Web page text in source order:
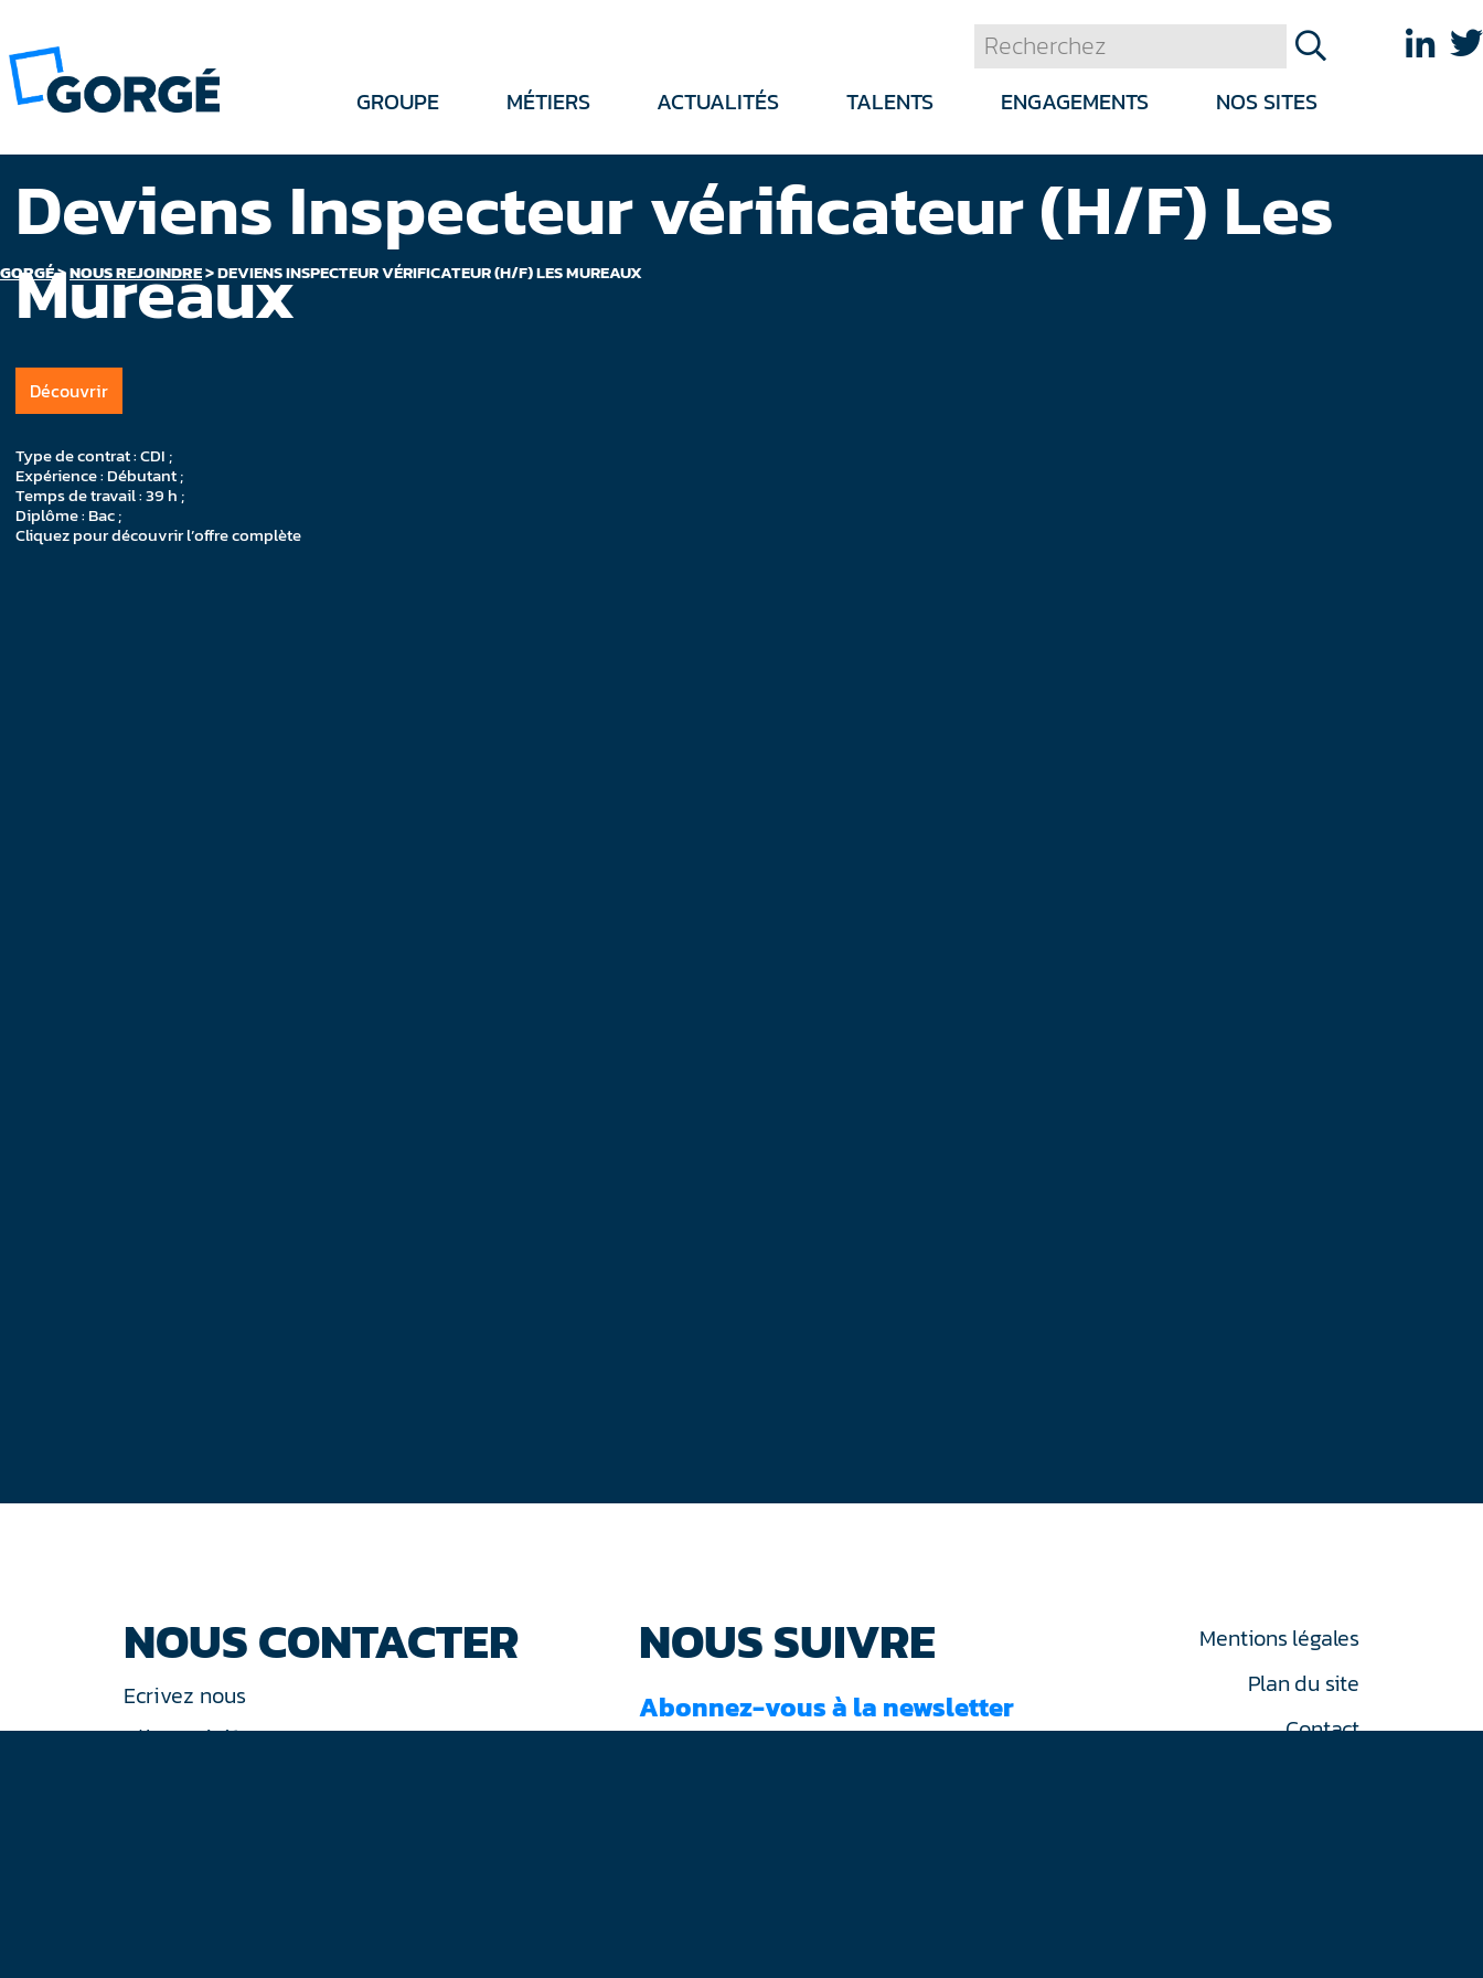
GROUPE MÉTIERS ACTUALITÉS TALENTS ENGAGEMENTS NOS SITES
GORGÉ>NOUS REJOINDRE>DEVIENS INSPECTEUR VÉRIFICATEUR (H/F) LES MUREAUX
Deviens Inspecteur vérificateur (H/F) Les
Mureaux
Découvrir
Type de contrat : CDI ;
Expérience : Débutant ;
Temps de travail : 39 h ;
Diplôme : Bac ;
Cliquez pour découvrir l’offre complète
NOUS CONTACTER
Ecrivez nous
Tél : +33 (0)1 44 77 94 77
NOUS SUIVRE
Abonnez-vous à la newsletter
Mentions légales
Plan du site
Contact